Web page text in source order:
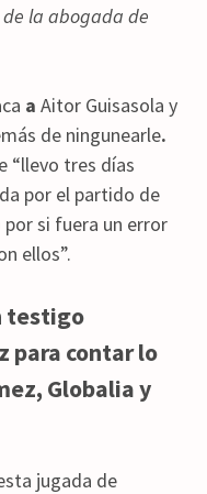
la abogada de
a Aitor Guisasola y
de ningunearle.
“llevo tres días
por el partido de
si fuera un error
ellos”.
testigo
para contar lo
Globalia y
jugada de